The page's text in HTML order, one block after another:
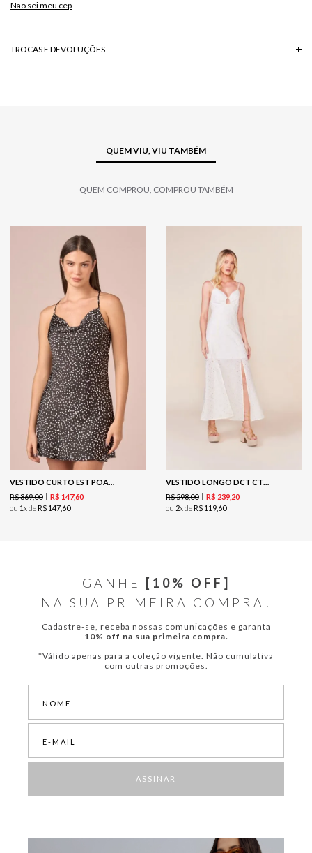
Não sei meu cep
TROCAS E DEVOLUÇÕES
QUEM VIU, VIU TAMBÉM
QUEM COMPROU, COMPROU TAMBÉM
VESTIDO CURTO EST POAS PRETO-EST POAS PRETO
R$369,00 R$ 147,60
ou 1x deR$ 147 60
VESTIDO LONGO DCT CTS LAISE-BRANCO
R$598,00 R$ 239 20
ou 2x deR$ 119 60
GANHE
[10% OFF]
NA SUA PRIMEIRA COMPRA!
Cadastre-se, receba nossas comunicações e garanta
10% off na sua primeira compra.
*Válido apenas para a coleção vigente. Não cumulativa
com outras promoções.
ASSINAR